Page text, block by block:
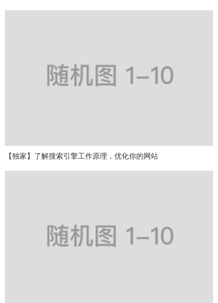
【独家】了解搜索引擎工作原理，优化你的网站